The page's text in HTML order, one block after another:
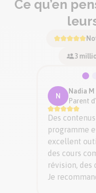
Ce qu’en
3
N
Nadia M
Parent
Des
programme
excellent
des cours
révision, des
Je